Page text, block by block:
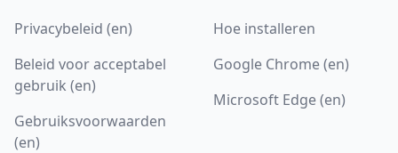
Privacybeleid (en)
Beleid voor acceptabel
gebruik (en)
Gebruiksvoorwaarden
(en)
Hoe installeren
Google Chrome (en)
Microsoft Edge (en)